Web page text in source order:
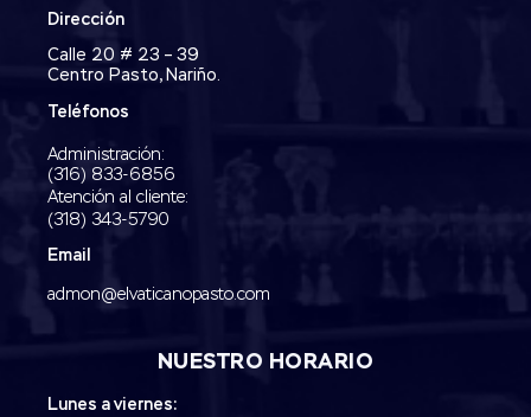
Dirección
Calle 20 # 23 – 39
Centro Pasto, Nariño.
Teléfonos
Administración:
‭(316) 833-6856‬
Atención al cliente:
(318) 343-5790‬
Email
admon@elvaticanopasto.com
NUESTRO HORARIO
Lunes a viernes: